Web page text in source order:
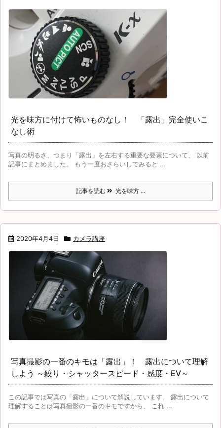
光を味方に付けて怖いものなし！ 「露出」完全使いこ
なし術
写真の明るさ、つまり「露出」を左右する重要な要素について、 以前
記事にまとめました。 もう一度おさらいしてみると ...
記事を読む 光を味方 ...
2020年4月4日 カメラ講座
写真撮影の一番のキモは「露出」！ 露出について理解
しよう ～絞り・シャッタースピード・感度・EV～
この記事では写真の「露出」について解説しています。 露出について
理解することは写真撮影の一番のキモですから、 これ ...